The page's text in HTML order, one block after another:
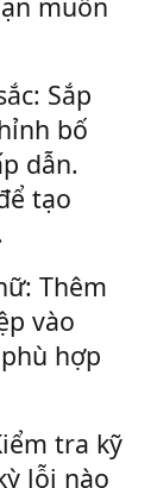
Sắp
bố
dẫn.
tạo
Thêm
vào
hợp
tra kỹ
lỗi nào